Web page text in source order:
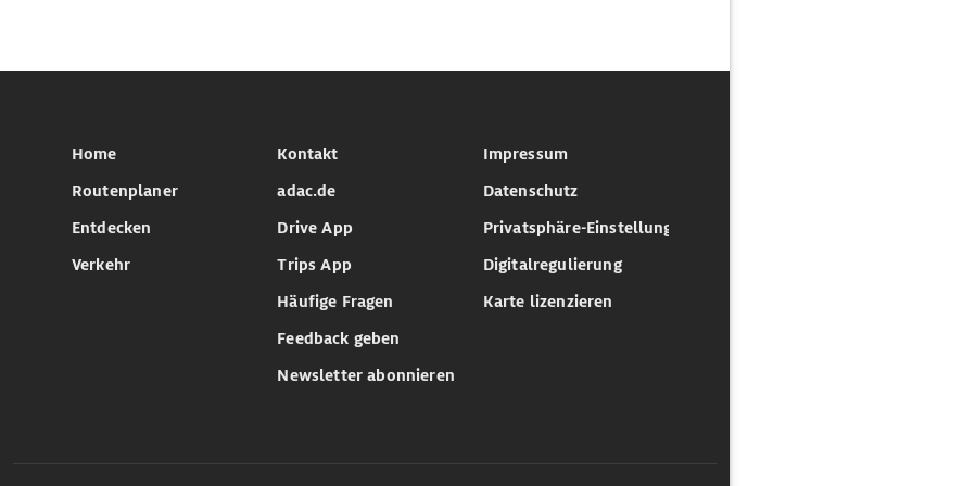
Home
Routenplaner
Entdecken
Verkehr
Kontakt
adac.de
Drive App
Trips App
Häufige Fragen
Feedback geben
Newsletter abonnieren
Impressum
Datenschutz
Privatsphäre-Einstellungen
Digitalregulierung
Karte lizenzieren